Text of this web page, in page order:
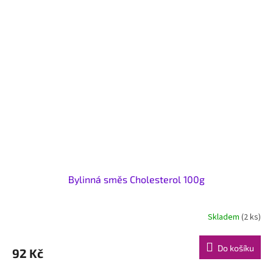
Bylinná směs Cholesterol 100g
Skladem (2 ks)
92 Kč Do košíku